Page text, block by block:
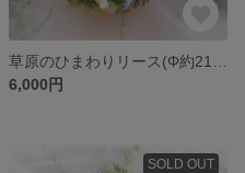
6,000円
SOLD OUT